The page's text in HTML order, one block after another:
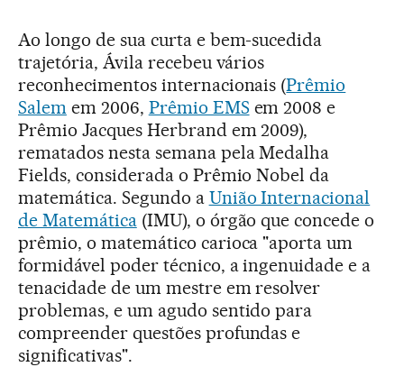
Ao longo de sua curta e bem-sucedida
trajetória, Ávila recebeu vários
reconhecimentos internacionais (Prêmio
Salemem 2006, Prêmio EMS em 2008 e
Prêmio Jacques Herbrand em 2009),
rematados nesta semana pela Medalha
Fields, considerada o Prêmio Nobel da
matemática. Segundo a União Internacional
de Matemática(IMU), o órgão que concede o
prêmio, o matemático carioca "aporta um
formidável poder técnico, a ingenuidade e a
tenacidade de um mestre em resolver
problemas, e um agudo sentido para
compreender questões profundas e
significativas".